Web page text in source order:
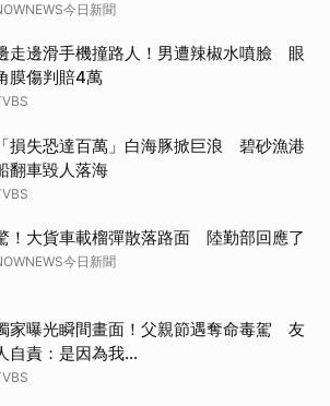
今日新聞
走邊滑手機撞路人！男遭辣椒水噴臉 眼
膜傷判賠4萬
「損失恐達百萬」白海豚掀巨浪 碧砂漁港
翻車毀人落海
！大貨車載榴彈散落路面 陸勤部回應了
今日新聞
家曝光瞬間畫面！父親節遇奪命毒駕 友
自責：是因為我...